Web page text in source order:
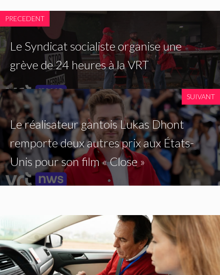
PRECEDENT
Le Syndicat socialiste organise une
grève de 24 heures à la VRT
SUIVANT
Le réalisateur gantois Lukas Dhont
remporte deux autres prix aux États-
Unis pour son film « Close »